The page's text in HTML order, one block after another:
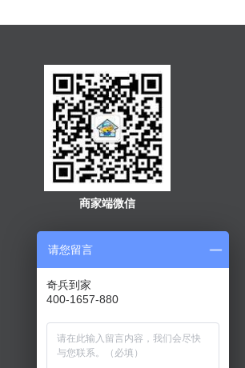
商家端微信
请您留言
奇兵到家
400-1657-880